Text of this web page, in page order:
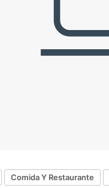
Comida Y Restaurante